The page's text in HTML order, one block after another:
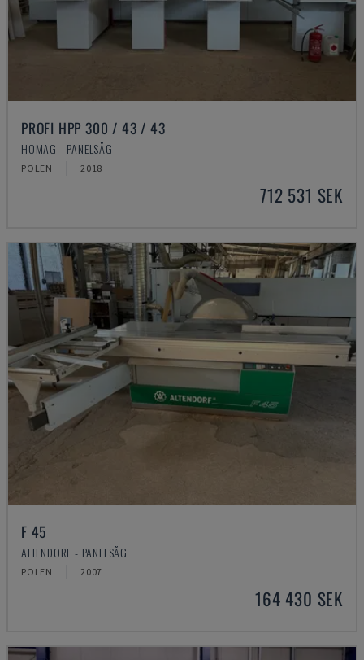
PROFI HPP 300 / 43 / 43
HOMAG - PANELSÅG
POLEN 2018
712 531 SEK
F 45
ALTENDORF - PANELSÅG
POLEN 2007
164 430 SEK